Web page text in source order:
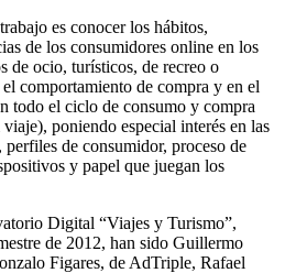
es conocer los hábitos,
de los consumidores online en los
de ocio, turísticos, de recreo o
comportamiento de compra y en el
todo el ciclo de consumo y compra
poniendo especial interés en las
de consumidor, proceso de
y papel que juegan los
Digital “Viajes y Turismo”,
de 2012, han sido Guillermo
Figares, de AdTriple, Rafael